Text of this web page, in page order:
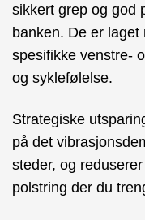
sikkert grep og god
banken. De er
spesifikke venstre-
og syklefølelse.
Strategiske
på det
steder, og
polstring der du